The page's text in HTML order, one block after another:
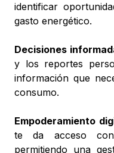
identificar
gasto energético.
Decisiones
y los reportes
información que
consumo.
Empoderamiento
te da acceso
permitiendo una